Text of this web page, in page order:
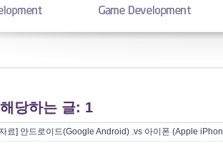
당하는 글: 1
료] 안드로이드(Google Android) .vs 아이폰 (Apple